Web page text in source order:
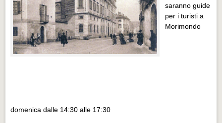
Progetti Realizzati
EVENTI
EVENTI
Eventi Pavia
saranno guide
per i turisti a
Morimondo
domenica dalle 14:30 alle 17:30